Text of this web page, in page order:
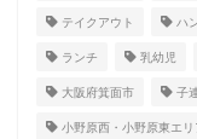
テイクアウト ハ
ランチ 乳幼児
大阪府箕面市 子
小野原西・小野原東エリ